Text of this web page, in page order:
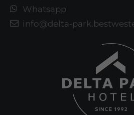
Whatsapp
info@delta-